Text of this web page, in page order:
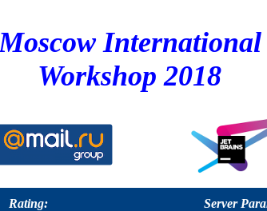
International
Workshop 2018
Rating: Server